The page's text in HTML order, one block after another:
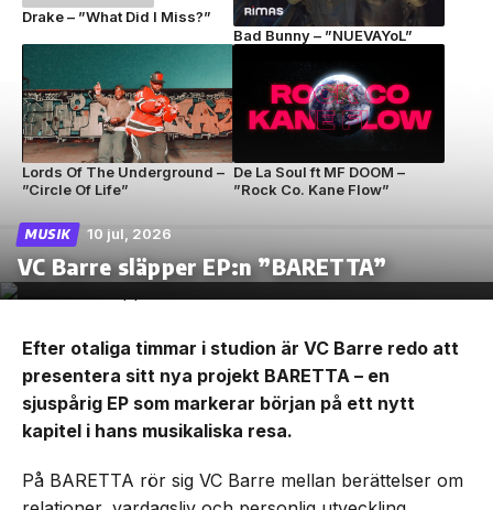
Drake – ”What Did I Miss?”
Bad Bunny – ”NUEVAYoL”
Lords Of The Underground –
”Circle Of Life”
De La Soul ft MF DOOM –
”Rock Co. Kane Flow”
MUSIK 10 jul, 2026
VC Barre släpper EP:n ”BARETTA”
Efter otaliga timmar i studion är VC Barre redo att
presentera sitt nya projekt BARETTA – en
sjuspårig EP som markerar början på ett nytt
kapitel i hans musikaliska resa.
På BARETTA rör sig VC Barre mellan berättelser om